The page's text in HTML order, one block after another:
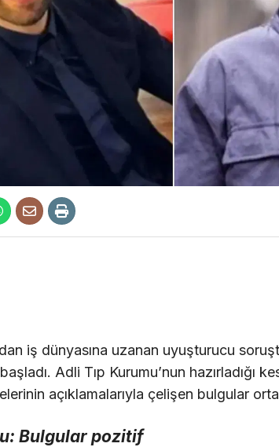
iş dünyasına uzanan uyuşturucu
Adli Tıp Kurumu’nun hazırladığı
açıklamalarıyla çelişen bulgular
Bulgular pozitif